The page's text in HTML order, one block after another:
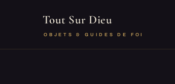
Tout Sur Dieu
OBJETS & GUIDES DE FOI